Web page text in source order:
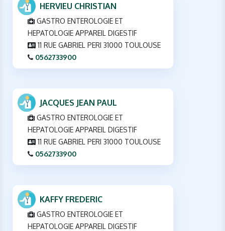
HERVIEU CHRISTIAN
GASTRO ENTEROLOGIE ET
HEPATOLOGIE APPAREIL DIGESTIF
11 RUE GABRIEL PERI 31000 TOULOUSE
0562733900
JACQUES JEAN PAUL
GASTRO ENTEROLOGIE ET
HEPATOLOGIE APPAREIL DIGESTIF
11 RUE GABRIEL PERI 31000 TOULOUSE
0562733900
KAFFY FREDERIC
GASTRO ENTEROLOGIE ET
HEPATOLOGIE APPAREIL DIGESTIF